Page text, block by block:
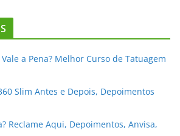
a Pena? Melhor Curso de Tatuagem
Slim Antes e Depois, Depoimentos
Reclame Aqui, Depoimentos, Anvisa,